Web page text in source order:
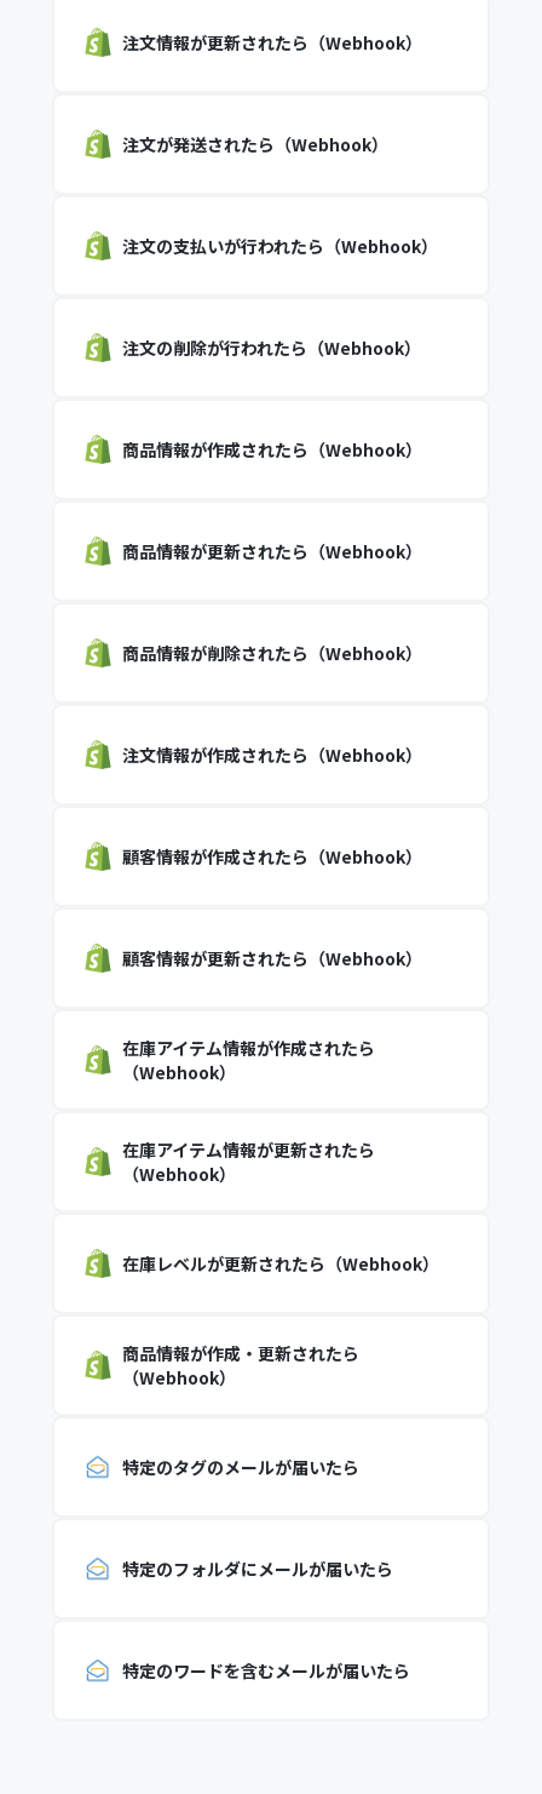
注文情報が更新されたら（Webhook）
注文が発送されたら（Webhook）
注文の支払いが行われたら（Webhook）
注文の削除が行われたら（Webhook）
商品情報が作成されたら（Webhook）
商品情報が更新されたら（Webhook）
商品情報が削除されたら（Webhook）
注文情報が作成されたら（Webhook）
顧客情報が作成されたら（Webhook）
顧客情報が更新されたら（Webhook）
在庫アイテム情報が作成されたら
（Webhook）
在庫アイテム情報が更新されたら
（Webhook）
在庫レベルが更新されたら（Webhook）
商品情報が作成・更新されたら
（Webhook）
特定のタグのメールが届いたら
特定のフォルダにメールが届いたら
特定のワードを含むメールが届いたら